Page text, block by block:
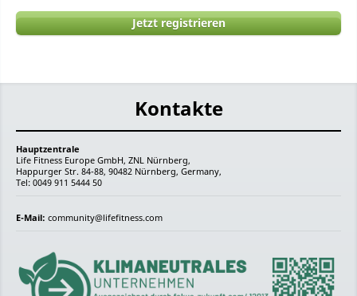
Jetzt registrieren
Kontakte
Hauptzentrale
Life Fitness Europe GmbH, ZNL Nürnberg,
Happurger Str. 84-88, 90482 Nürnberg, Germany,
Tel: 0049 911 5444 50
E-Mail: community@lifefitness.com